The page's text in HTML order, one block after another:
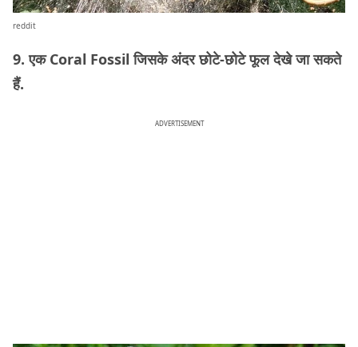
reddit
9. एक Coral Fossil जिसके अंदर छोटे-छोटे फूल देखे जा सकते
हैं.
ADVERTISEMENT